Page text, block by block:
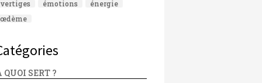
vertiges émotions
énergie
œdème
QUOI SERT ?